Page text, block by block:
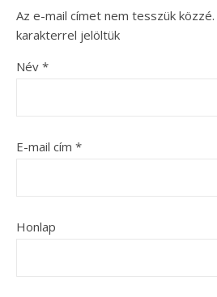
Az e-mail címet nem tesszük közzé.
karakterrel jelöltük
Név *
E-mail cím *
Honlap